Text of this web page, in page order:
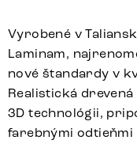
Vyrobené v
Laminam,
nové štandardy v
Realistická
3D technológii,
farebnými odtieňmi